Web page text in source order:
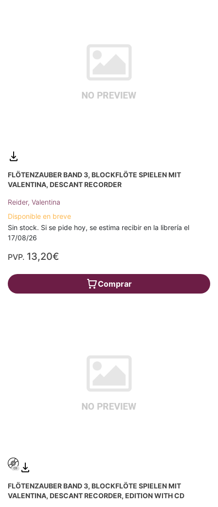
FLÖTENZAUBER BAND 3, BLOCKFLÖTE SPIELEN MIT
VALENTINA, DESCANT RECORDER
Reider, Valentina
Disponible en breve
Sin stock. Si se pide hoy, se estima recibir en la librería el
17/08/26
PVP. 13,20€
Comprar
FLÖTENZAUBER BAND 3, BLOCKFLÖTE SPIELEN MIT
VALENTINA, DESCANT RECORDER, EDITION WITH CD